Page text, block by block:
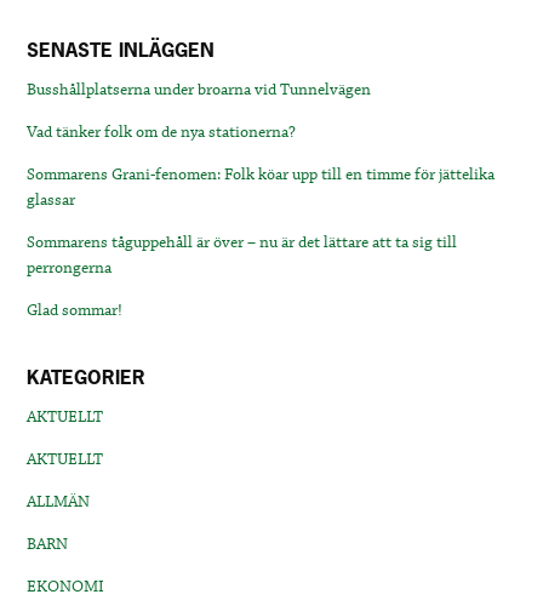
SENASTE INLÄGGEN
Busshållplatserna under broarna vid Tunnelvägen
Vad tänker folk om de nya stationerna?
Sommarens Grani-fenomen: Folk köar upp till en timme för jättelika
glassar
Sommarens tåguppehåll är över – nu är det lättare att ta sig till
perrongerna
Glad sommar!
KATEGORIER
AKTUELLT
AKTUELLT
ALLMÄN
BARN
EKONOMI